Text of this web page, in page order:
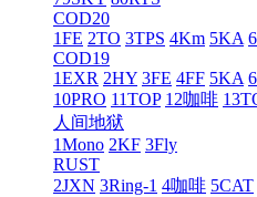
COD20
1FE 2TO 3TPS 4Km 5KA
COD19
1EXR 2HY 3FE 4FF 5KA
10PRO 11TOP 12咖啡
人间地狱
1Mono 2KF 3Fly
RUST
2JXN 3Ring-1 4咖啡 5CAT